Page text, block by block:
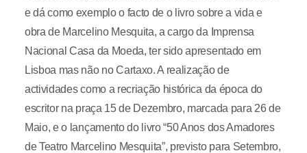
e dá como exemplo o facto de o livro sobre a vida e
obra de Marcelino Mesquita, a cargo da Imprensa
Nacional Casa da Moeda, ter sido apresentado em
Lisboa mas não no Cartaxo. A realização de
actividades como a recriação histórica da época do
escritor na praça 15 de Dezembro, marcada para 26 de
Maio, e o lançamento do livro “50 Anos dos Amadores
de Teatro Marcelino Mesquita”, previsto para Setembro,